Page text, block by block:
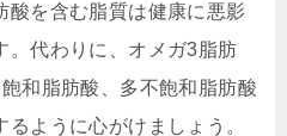
酸を含む脂質は健康に悪影
。代わりに、オメガ3脂肪
和脂肪酸、多不飽和脂肪酸
ように心がけましょう。